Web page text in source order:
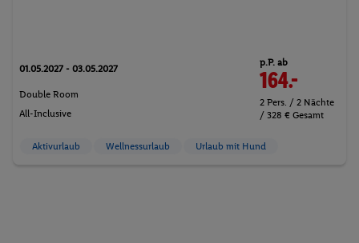
01.05.2027 - 03.05.2027
Double Room
All-Inclusive
p.P. ab
164.-
2 Pers. / 2 Nächte
/ 328 € Gesamt
Aktivurlaub Wellnessurlaub Urlaub mit Hund